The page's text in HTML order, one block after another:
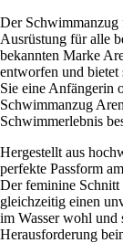
Der Schwimmanzug
Ausrüstung für alle
bekannten Marke
entworfen und bietet
Sie eine Anfängerin
Schwimmanzug
Schwimmerlebnis
Hergestellt aus
perfekte Passform
Der feminine
gleichzeitig einen
im Wasser wohl und
Herausforderung